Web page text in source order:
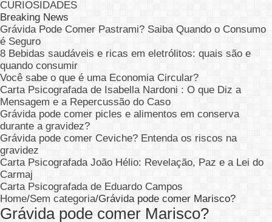
CURIOSIDADES
Breaking News
Grávida Pode Comer Pastrami? Saiba Quando o Consumo
é Seguro
8 Bebidas saudáveis e ricas em eletrólitos: quais são e
quando consumir
Você sabe o que é uma Economia Circular?
Carta Psicografada de Isabella Nardoni : O que Diz a
Mensagem e a Repercussão do Caso
Grávida pode comer picles e alimentos em conserva
durante a gravidez?
Grávida pode comer Ceviche? Entenda os riscos na
gravidez
Carta Psicografada João Hélio: Revelação, Paz e a Lei do
Carmaj
Carta Psicografada de Eduardo Campos
Home/Sem categoria/Grávida pode comer Marisco?
Grávida pode comer Marisco?